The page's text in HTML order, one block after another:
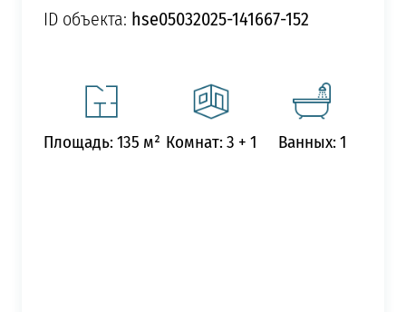
ID объекта: hse05032025-141667-152
Площадь: 135 м² Комнат: 3 + 1 Ванных: 1